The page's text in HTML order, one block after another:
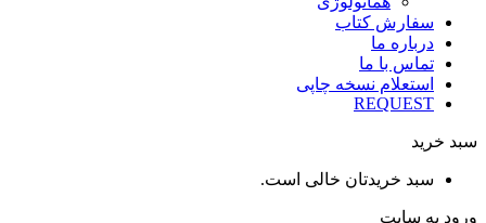
سفارش کتاب
درباره ما
تماس با ما
استعلام نسخه چاپی
REQUEST
سبد خرید
سبد خریدتان خالی است.
ورود به سایت